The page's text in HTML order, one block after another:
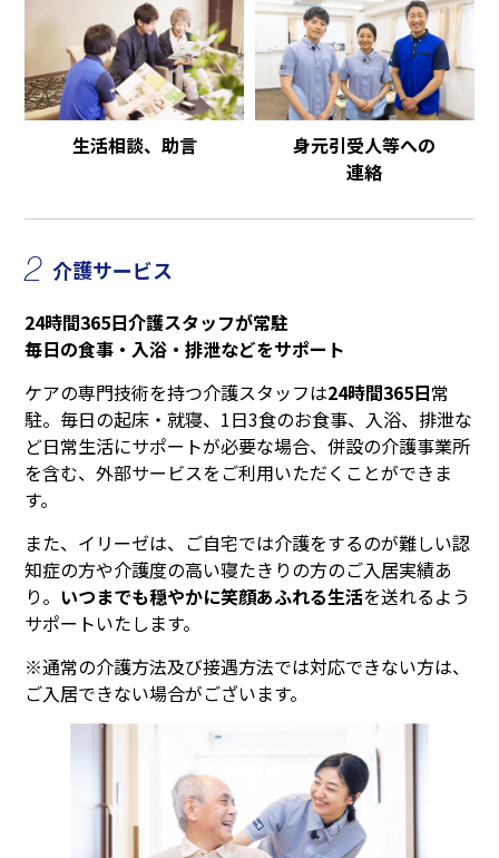
生活相談、助言
身元引受人等への
連絡
2 介護サービス
24時間365日介護スタッフが常駐
毎日の食事・入浴・排泄などをサポート
ケアの専門技術を持つ介護スタッフは24時間365日常
駐。毎日の起床・就寝、1日3食のお食事、入浴、排泄な
ど日常生活にサポートが必要な場合、併設の介護事業所
を含む、外部サービスをご利用いただくことができま
す。
また、イリーゼは、ご自宅では介護をするのが難しい認
知症の方や介護度の高い寝たきりの方のご入居実績あ
り。 いつまでも穏やかに笑顔あふれる生活を送れるよう
サポートいたします。
※通常の介護方法及び接遇方法では対応できない方は、
ご入居できない場合がございます。